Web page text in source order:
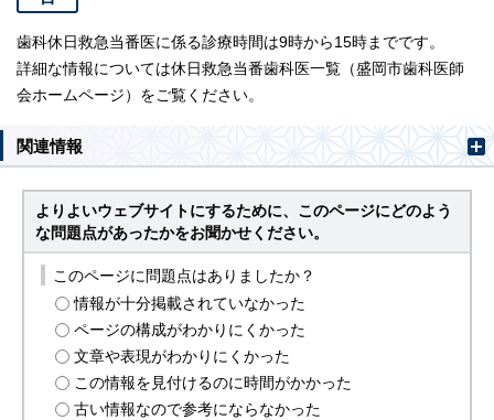
歯科休日救急当番医に係る診療時間は9時から15時までです。
詳細な情報については休日救急当番歯科医一覧（盛岡市歯科医師
会ホームページ）をご覧ください。
関連情報
よりよいウェブサイトにするために、このページにどのよう
な問題点があったかをお聞かせください。
このページに問題点はありましたか？
情報が十分掲載されていなかった
ページの構成がわかりにくかった
文章や表現がわかりにくかった
この情報を見付けるのに時間がかかった
古い情報なので参考にならなかった